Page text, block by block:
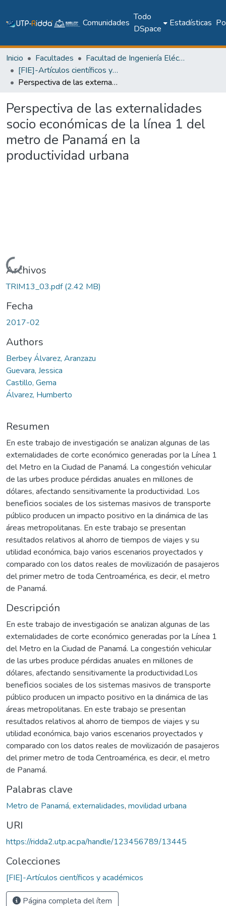
Comunidades
Todo
DSpace
Estadísticas
Inicio Facultades
Facultad de Ingeniería Eléctrica
[FIE]-Artículos científicos y académicos
Perspectiva de las externalidades socio económicas de la línea 1 del metro de Panamá en la productividad urbana
Perspectiva de las externalidades
socio económicas de la línea 1 del
metro de Panamá en la
productividad urbana
Cargando...
Archivos
TRIM13_03.pdf(2.42 MB)
Fecha
2017-02
Authors
Berbey Álvarez, Aranzazu
Guevara, Jessica
Castillo, Gema
Álvarez, Humberto
Resumen
En este trabajo de investigación se analizan algunas de las
externalidades de corte económico generadas por la Línea 1
del Metro en la Ciudad de Panamá. La congestión vehicular
de las urbes produce pérdidas anuales en millones de
dólares, afectando sensitivamente la productividad. Los
beneﬁcios sociales de los sistemas masivos de transporte
público producen un impacto positivo en la dinámica de las
áreas metropolitanas. En este trabajo se presentan
resultados relativos al ahorro de tiempos de viajes y su
utilidad económica, bajo varios escenarios proyectados y
comparado con los datos reales de movilización de pasajeros
del primer metro de toda Centroamérica, es decir, el metro
de Panamá.
Descripción
En este trabajo de investigación se analizan algunas de las
externalidades de corte económico generadas por la Línea 1
del Metro en la Ciudad de Panamá. La congestión vehicular
de las urbes produce pérdidas anuales en millones de
dólares, afectando sensitivamente la productividad.Los
beneﬁcios sociales de los sistemas masivos de transporte
público producen un impacto positivo en la dinámica de las
áreas metropolitanas. En este trabajo se presentan
resultados relativos al ahorro de tiempos de viajes y su
utilidad económica, bajo varios escenarios proyectados y
comparado con los datos reales de movilización de pasajeros
del primer metro de toda Centroamérica, es decir, el metro
de Panamá.
Palabras clave
Metro de Panamá, externalidades, movilidad urbana
URI
https://ridda2.utp.ac.pa/handle/123456789/13445
Colecciones
[FIE]-Artículos científicos y académicos
Página completa del ítem